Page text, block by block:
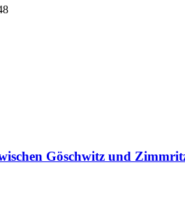
Göschwitz und